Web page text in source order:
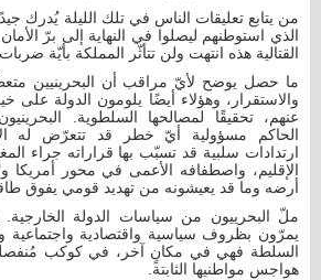
من يتابع تعليقات الناس في تلك الليلة يُدرك
الذي استوطنهم ليصلوا في النهاية إلى برّ
القتالية هذه انتهت ولن تتأثّر المملكة بأيّة
ما حصل يوضح لأيّ مراقب أن البحرينيين
والاستقرار، وهؤلاء أيضًا يلومون الدولة على
عنهم، تحقيقًا لمصالحها السلطوية.
الحاكم مسؤولية أيّ خطر قد تتعرّض له
ارتدادات سلبية قد تسبّب بها قراراته جراء
الإقليم، واصطفافه الأعمى في محور أمريكا
أرضه وما قد يعيشونه من تهديد قومي يفوق
يمرّون بظروف سياسية واقتصادية واجتماعية
السلطة فهي في مكانٍ آخر، في كوكب مُنفصل
هواجس مواطنيها الثابتة.